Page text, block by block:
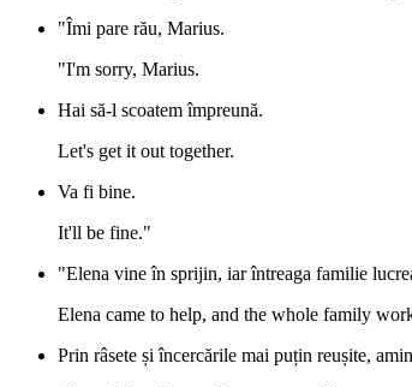
"Îmi pare rău, Marius.
"I'm sorry, Marius.
Hai să-l scoatem împreună.
Let's get it out together.
Va fi bine.
It'll be fine."
"Elena vine în sprijin, iar întreaga familie
Elena came to help, and the whole family
Prin râsete și încercările mai puțin reușite,